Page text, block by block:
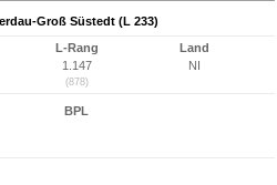
Groß Süstedt (L 233)
L-Rang
1.147
(878)
Land
NI
BPL